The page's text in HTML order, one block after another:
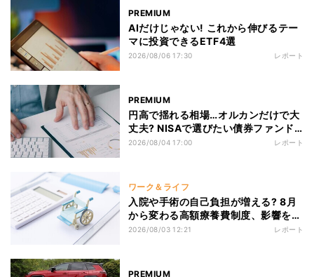
PREMIUM
AIだけじゃない! これから伸びるテー
マに投資できるETF4選
2026/08/06 17:30 レポート
PREMIUM
円高で揺れる相場…オルカンだけで大
丈夫? NISAで選びたい債券ファンド5
選
2026/08/04 17:00 レポート
ワーク＆ライフ
入院や手術の自己負担が増える? 8月
から変わる高額療養費制度、影響を受
けやすい人は?
2026/08/03 12:21 レポート
PREMIUM